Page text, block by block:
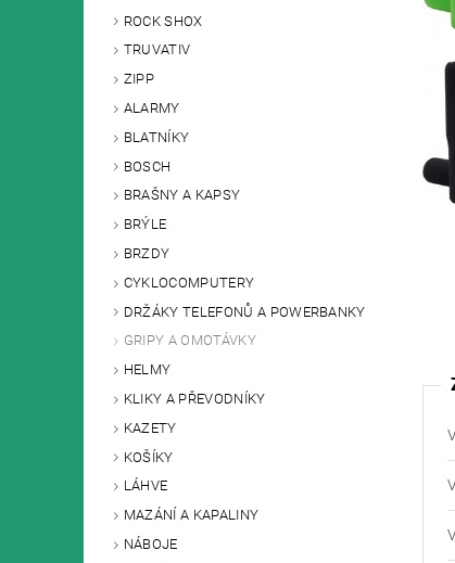
ROCK SHOX
TRUVATIV
ZIPP
ALARMY
BLATNÍKY
BOSCH
BRAŠNY A KAPSY
BRÝLE
BRZDY
CYKLOCOMPUTERY
DRŽÁKY TELEFONŮ A POWERBANKY
GRIPY A OMOTÁVKY
HELMY
KLIKY A PŘEVODNÍKY
KAZETY
KOŠÍKY
LÁHVE
MAZÁNÍ A KAPALINY
NÁBOJE